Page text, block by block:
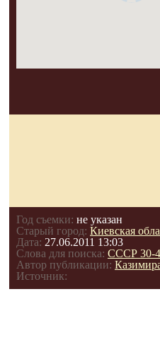
Год съемки: не указан
Старый город: Киевская
Дата: 27.06.2011 13:03
Слова для поиска: СССР 30-
Автор публикации:
Источник: